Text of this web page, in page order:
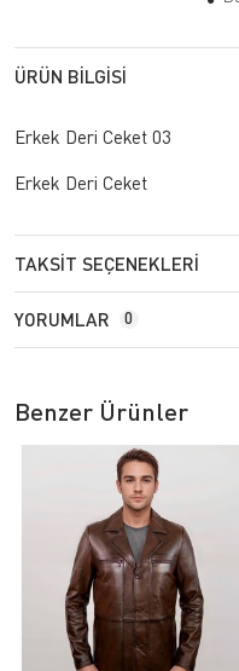
ÜRÜN BILGISI
Erkek Deri Ceket 03
Erkek Deri Ceket
TAKSIT SEÇENEKLERI
YORUMLAR 0
Benzer Ürünler